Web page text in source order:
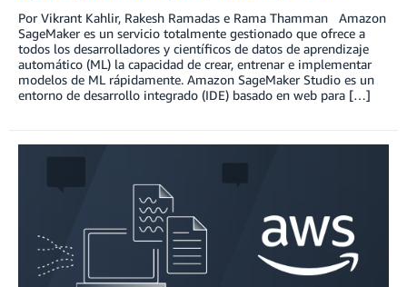
Por Vikrant Kahlir, Rakesh Ramadas e Rama Thamman Amazon
SageMaker es un servicio totalmente gestionado que ofrece a
todos los desarrolladores y científicos de datos de aprendizaje
automático (ML) la capacidad de crear, entrenar e implementar
modelos de ML rápidamente. Amazon SageMaker Studio es un
entorno de desarrollo integrado (IDE) basado en web para […]